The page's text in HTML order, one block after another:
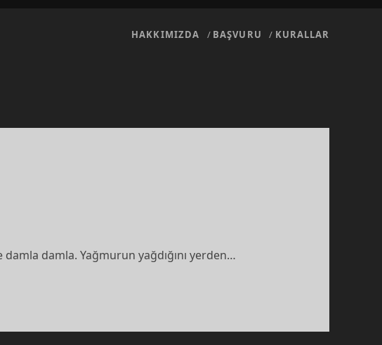
HAKKIMIZDA BAŞVURU KURALLAR
damla damla. Yağmurun yağdığını yerden…